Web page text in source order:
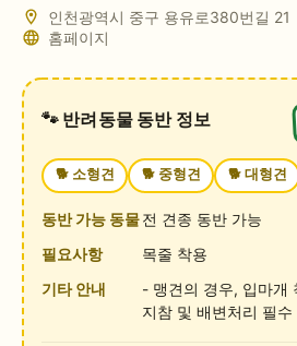
인천광역시 중구 용유로380번길 21
홈페이지
🐾 반려동물 동반 정보
🐕 소형견 🐕 중형견 🐕 대형견
동반 가능 동물전 견종 동반 가능
필요사항
목줄 착용
기타 안내
- 맹견의 경우, 입마개
지참 및 배변처리 필수